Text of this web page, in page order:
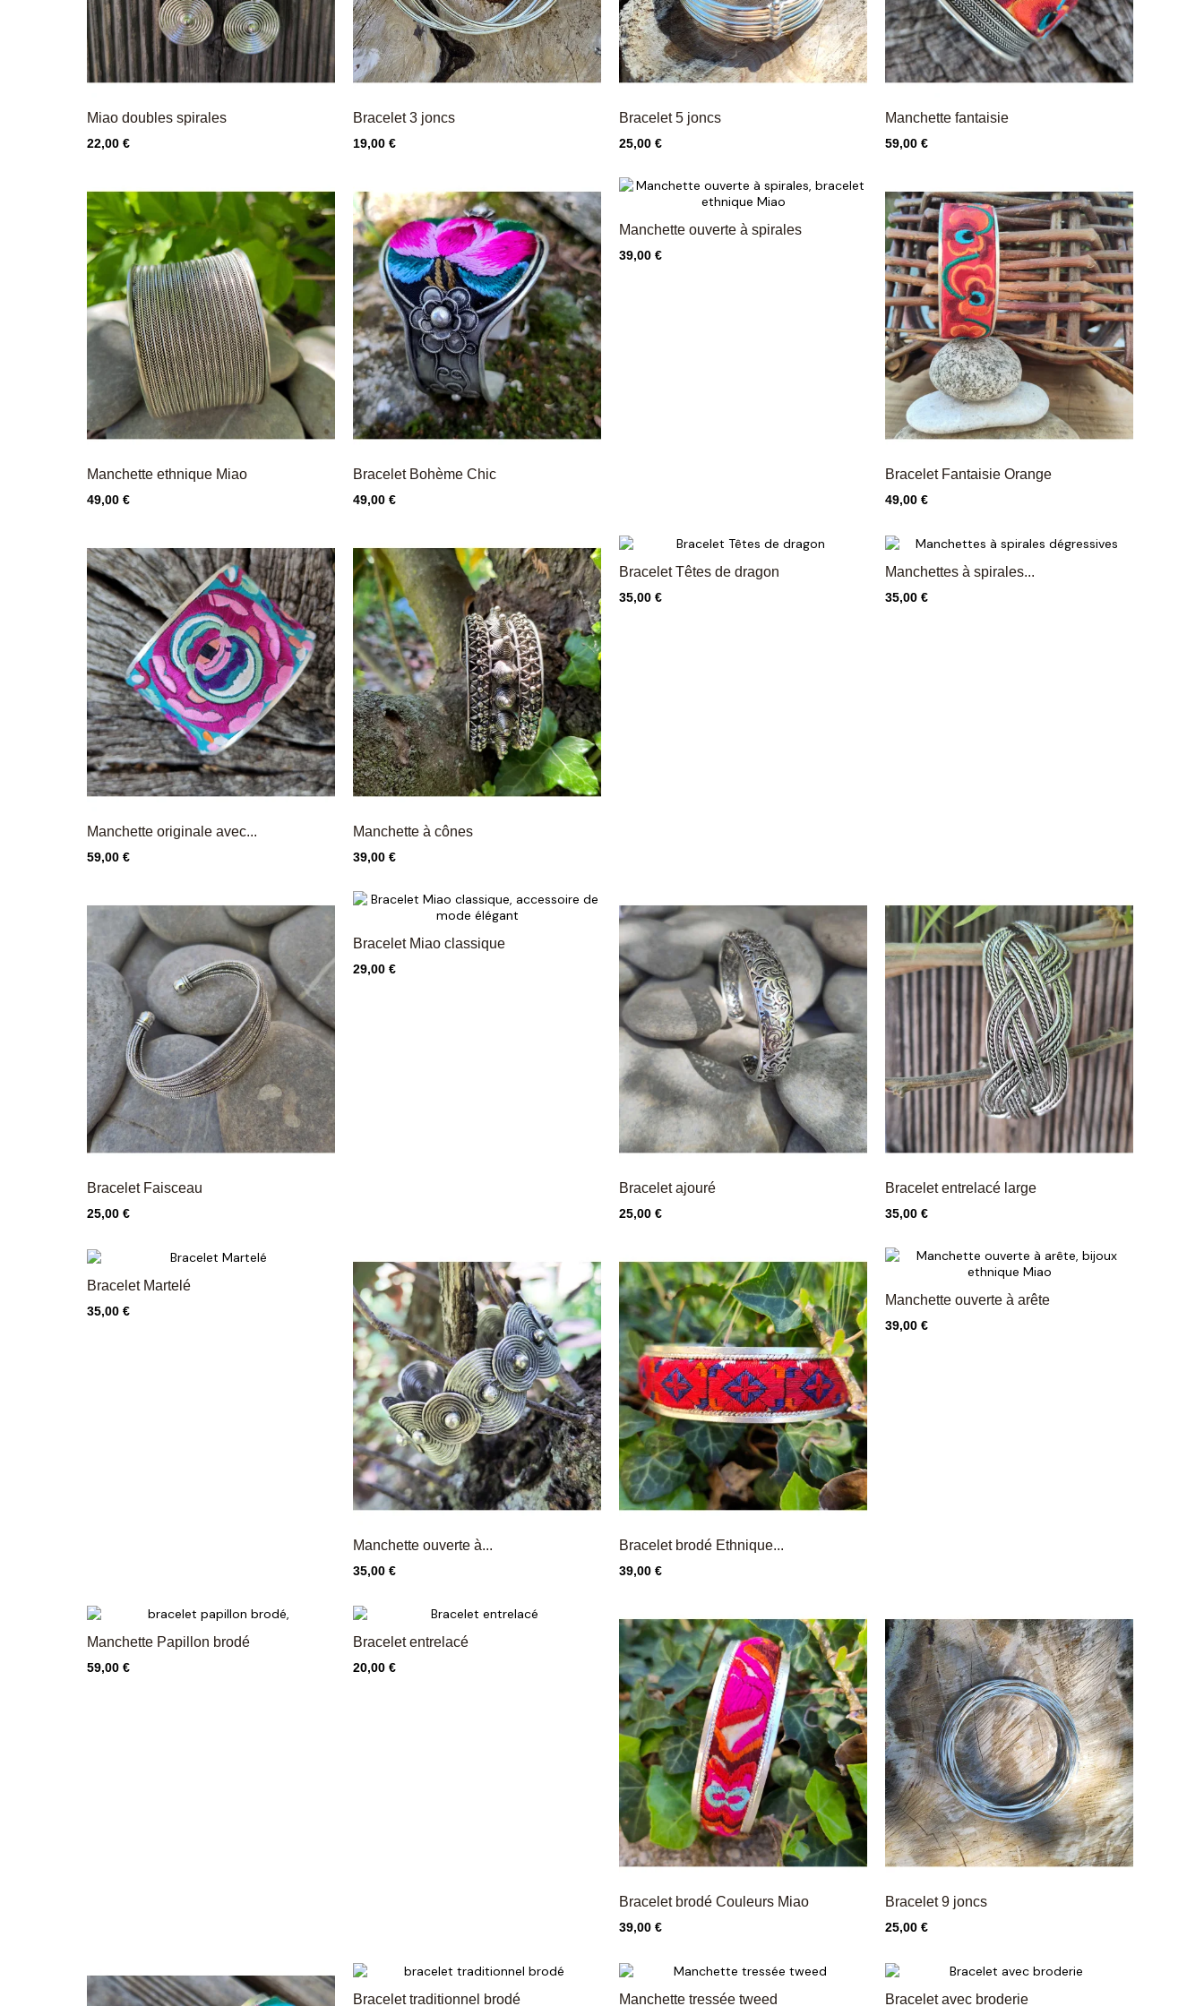
Miao doubles spirales
Prix
22,00 €
Bracelet 3 joncs
Prix
19,00 €
Bracelet 5 joncs
Prix
25,00 €
Manchette fantaisie
Prix
59,00 €
Manchette ethnique Miao
Prix
49,00 €
Bracelet Bohème Chic
Prix
49,00 €
Manchette ouverte à spirales
Prix
39,00 €
Bracelet Fantaisie Orange
Prix
49,00 €
Manchette originale avec...
Prix
59,00 €
Manchette à cônes
Prix
39,00 €
Bracelet Têtes de dragon
Prix
35,00 €
Manchettes à spirales...
Prix
35,00 €
Bracelet Faisceau
Prix
25,00 €
Bracelet Miao classique
Prix
29,00 €
Bracelet ajouré
Prix
25,00 €
Bracelet entrelacé large
Prix
35,00 €
Bracelet Martelé
Prix
35,00 €
Manchette ouverte à...
Prix
35,00 €
Bracelet brodé Ethnique...
Prix
39,00 €
Manchette ouverte à arête
Prix
39,00 €
Manchette Papillon brodé
Prix
59,00 €
Bracelet entrelacé
Prix
20,00 €
Bracelet brodé Couleurs Miao
Prix
39,00 €
Bracelet 9 joncs
Prix
25,00 €
Bracelet traditionnel brodé Manchette tressée tweed Bracelet avec broderie